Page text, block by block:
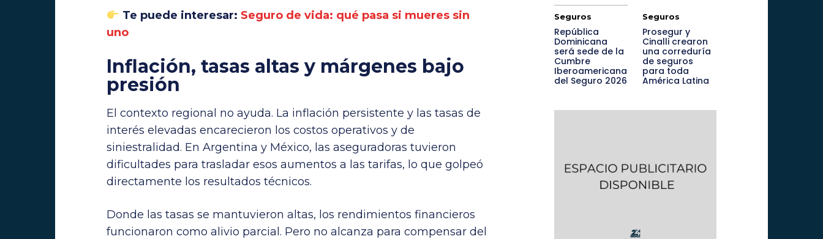
Te puede interesar: Seguro de vida: qué pasa si mueres sin
uno
Inflación, tasas altas y márgenes bajo
presión
El contexto regional no ayuda. La inflación persistente y las tasas de
interés elevadas encarecieron los costos operativos y de
siniestralidad. En Argentina y México, las aseguradoras tuvieron
dificultades para trasladar esos aumentos a las tarifas, lo que golpeó
directamente los resultados técnicos.
Donde las tasas se mantuvieron altas, los rendimientos financieros
funcionaron como alivio parcial. Pero no alcanza para compensar del
Seguros
República
Dominicana
será sede de la
Cumbre
Iberoamericana
del Seguro 2026
Seguros
Prosegur y
Cinalli crearon
una correduría
de seguros
para toda
América Latina